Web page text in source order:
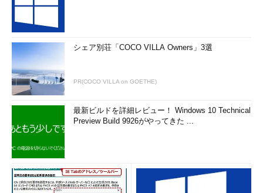
シェア別荘「COCO VILLA Owners」3選
PR(COCO VILLA on GOETHE)
最新ビルドを詳細レビュー！ Windows 10 Technical
Preview Build 9926がやってきた ...